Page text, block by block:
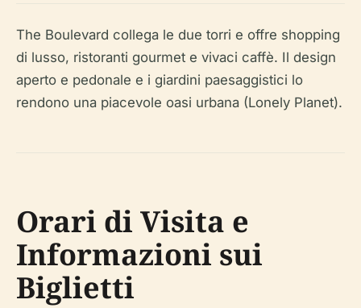
The Boulevard collega le due torri e offre shopping
di lusso, ristoranti gourmet e vivaci caffè. Il design
aperto e pedonale e i giardini paesaggistici lo
rendono una piacevole oasi urbana (Lonely Planet).
Orari di Visita e
Informazioni sui
Biglietti